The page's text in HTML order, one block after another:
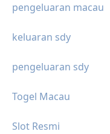
pengeluaran macau
keluaran sdy
pengeluaran sdy
Togel Macau
Slot Resmi